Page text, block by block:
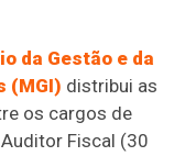
da Gestão e da
(MGI) distribui as
os cargos de
Fiscal (30